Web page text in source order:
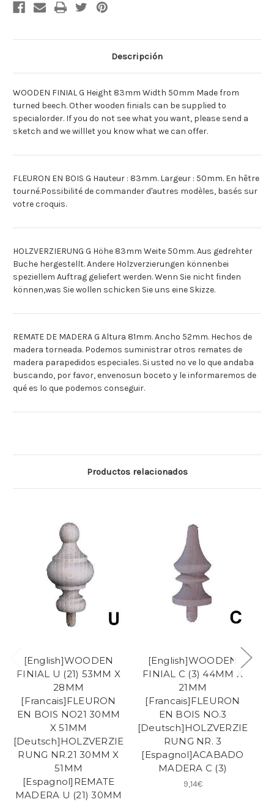
X
81MM
51MM
X
81MM
[Espagnol]ACABADO
MADERA
51MM
X
81MM
7
51MM
X
[Espagnol]ACABADO
MADERA
51MM
Descripción
WOODEN FINIAL G Height 83mm Width 50mm Made from
turned beech. Other wooden finials can be supplied to
specialorder. If you do not see what you want, please send a
sketch and we willlet you know what we can offer.
FLEURON EN BOIS G Hauteur : 83mm. Largeur : 50mm. En hêtre
tourné.Possibilité de commander d'autres modèles, basés sur
votre croquis.
HOLZVERZIERUNG G Höhe 83mm Weite 50mm. Aus gedrehter
Buche hergestellt. Andere Holzverzierungen könnenbei
speziellem Auftrag geliefert werden. Wenn Sie nicht finden
können,was Sie wollen schicken Sie uns eine Skizze.
REMATE DE MADERA G Altura 81mm. Ancho 52mm. Hechos de
madera torneada. Podemos suministrar otros remates de
madera parapedidos especiales. Si usted no ve lo que andaba
buscando, por favor, envenosun boceto y le informaremos de
qué es lo que podemos conseguir.
Productos relacionados
[English]WOODEN
FINIAL U (21) 53MM X
28MM
[Francais]FLEURON
EN BOIS NO21 30MM
X 51MM
[Deutsch]HOLZVERZIE
RUNG NR.21 30MM X
51MM
[Espagnol]REMATE
MADERA U (21) 30MM
[English]WOODEN
FINIAL C (3) 44MM X
21MM
[Francais]FLEURON
EN BOIS NO.3
[Deutsch]HOLZVERZIE
RUNG NR. 3
[Espagnol]ACABADO
MADERA C (3)
9,14€